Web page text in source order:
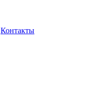
Контакты